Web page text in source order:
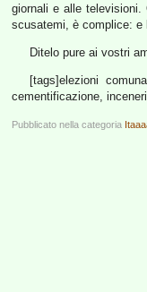
giornali e alle
scusatemi, è complice: e
Ditelo pure ai vostri
[tags]elezioni
cementificazione,
Pubblicato nella categoria